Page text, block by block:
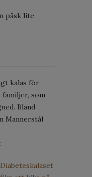
påsk lite
kalas för
familjer, som
Bland
Mannerstål
Diabeteskalaset